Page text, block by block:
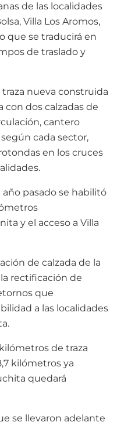
de las localidades
Villa Los Aromos,
que se traducirá en
de traslado y
nueva construida
con dos calzadas de
cantero
cada sector,
en los cruces
pasado se habilitó
y el acceso a Villa
de calzada de la
rectificación de
que
a las localidades
de traza
kilómetros ya
quedará
se llevaron adelante